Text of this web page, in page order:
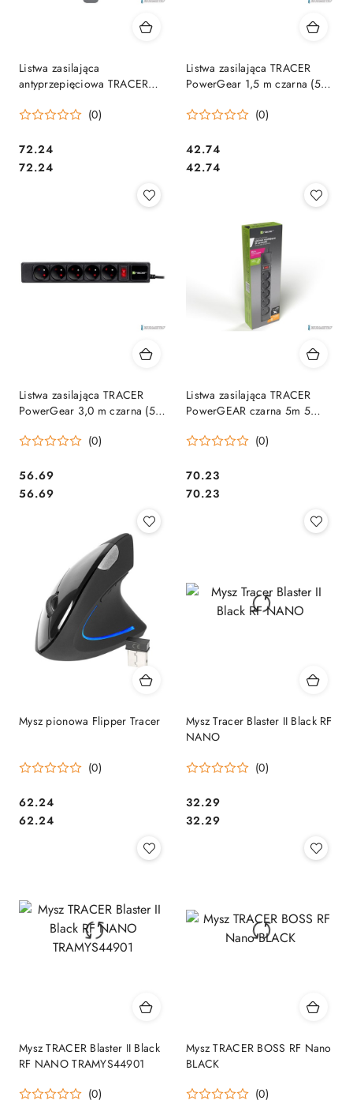
Listwa zasilająca
antyprzepięciowa TRACER
m (4 gniazd + 3 USB A, 5v,
TRALIS47027
(0)
Cena:
72.24
Cena:
72.24
Listwa zasilająca TRACER
PowerGear 1,5 m czarna (5
(0)
Cena:
42.74
Cena:
42.74
Listwa zasilająca TRACER
PowerGear 3,0 m czarna (5
(0)
Cena:
56.69
Cena:
56.69
Listwa zasilająca TRACER
PowerGEAR czarna 5m 5
TRALIS47138 (0)
Cena:
70.23
Cena:
70.23
Mysz pionowa Flipper Tracer
(0)
Cena:
62.24
Cena:
62.24
Mysz Tracer Blaster II Black RF
NANO
(0)
Cena:
32.29
Cena:
32.29
Mysz TRACER Blaster II Black
RF NANO TRAMYS44901
(0)
Mysz TRACER BOSS RF Nano
BLACK
(0)